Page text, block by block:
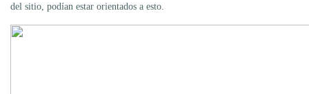
del sitio, podían estar orientados a esto.